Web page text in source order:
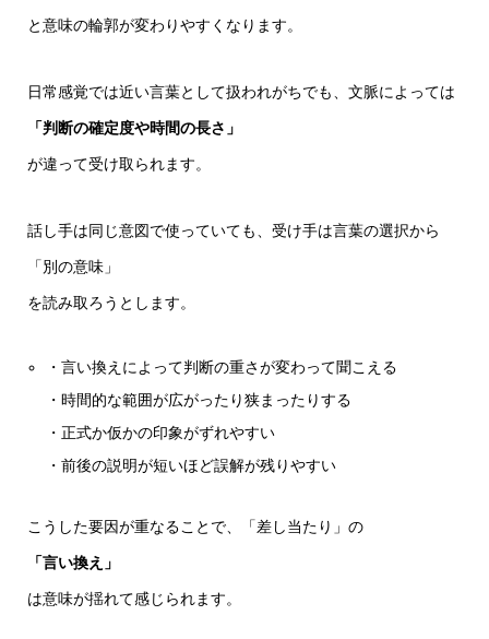
と意味の輪郭が変わりやすくなります。
日常感覚では近い言葉として扱われがちでも、文脈によっては
「判断の確定度や時間の長さ」
が違って受け取られます。
話し手は同じ意図で使っていても、受け手は言葉の選択から
「別の意味」
を読み取ろうとします。
・言い換えによって判断の重さが変わって聞こえる
・時間的な範囲が広がったり狭まったりする
・正式か仮かの印象がずれやすい
・前後の説明が短いほど誤解が残りやすい
こうした要因が重なることで、「差し当たり」の
「言い換え」
は意味が揺れて感じられます。